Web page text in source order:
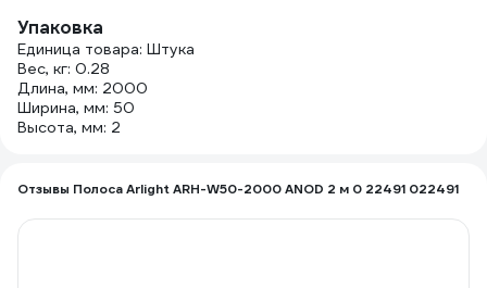
Упаковка
Единица товара: Штука
Вес, кг: 0.28
Длина, мм: 2000
Ширина, мм: 50
Высота, мм: 2
Отзывы Полоса Arlight ARH-W50-2000 ANOD 2 м 0 22491 022491